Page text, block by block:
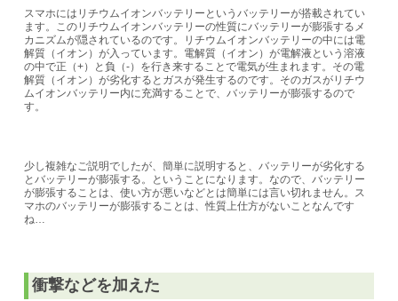
スマホにはリチウムイオンバッテリーというバッテリーが搭載されてい
ます。このリチウムイオンバッテリーの性質にバッテリーが膨張するメ
カニズムが隠されているのです。リチウムイオンバッテリーの中には電
解質（イオン）が入っています。電解質（イオン）が電解液という溶液
の中で正（+）と負（-）を行き来することで電気が生まれます。その電
解質（イオン）が劣化するとガスが発生するのです。そのガスがリチウ
ムイオンバッテリー内に充満することで、バッテリーが膨張するので
す。
少し複雑なご説明でしたが、簡単に説明すると、バッテリーが劣化する
とバッテリーが膨張する。ということになります。なので、バッテリー
が膨張することは、使い方が悪いなどとは簡単には言い切れません。ス
マホのバッテリーが膨張することは、性質上仕方がないことなんです
ね…
衝撃などを加えた